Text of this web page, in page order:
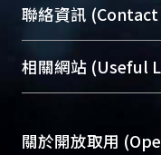
臺大位居世界頂尖
展現本校豐碩的研
機構典藏（NTUR
台，成為臺大學
成果。
聯絡資訊 (Contact
總館學科館員(Main
醫學圖書館學科館
Sciences Library)
相關網站 (Useful
關於開放取用